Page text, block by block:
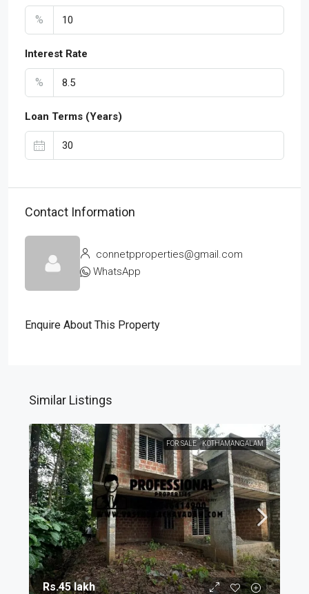
%
Interest Rate
%
Loan Terms (Years)
Contact Information
connetpproperties@gmail.com
WhatsApp
Enquire About This Property
Similar Listings
FOR SALE KOTHAMANGALAM
Rs.45 lakh